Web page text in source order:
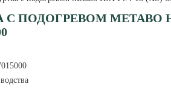
ПОДОГРЕВОМ METABO